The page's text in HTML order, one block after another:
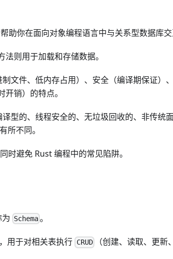
助你在面向对象编程语言中与关系型数据库交
则用于加载和存储数据。
文件、低内存占用）、安全（编译期保证）
销）的特点。
型的、线程安全的、无垃圾回收的、非传统
所不同。
时避免 Rust 编程中的常见陷阱。
Schema 。
，用于对相关表执行 CRUD（创建、读取、更新